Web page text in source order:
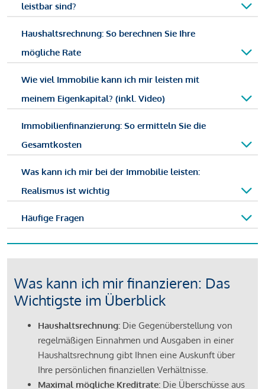
leistbar sind?
Haushaltsrechnung: So berechnen Sie Ihre
mögliche Rate
Wie viel Immobilie kann ich mir leisten mit
meinem Eigenkapital? (inkl. Video)
Immobilienfinanzierung: So ermitteln Sie die
Gesamtkosten
Was kann ich mir bei der Immobilie leisten:
Realismus ist wichtig
Häufige Fragen
Was kann ich mir finanzieren: Das
Wichtigste im Überblick
Haushaltsrechnung: Die Gegenüberstellung von
regelmäßigen Einnahmen und Ausgaben in einer
Haushaltsrechnung gibt Ihnen eine Auskunft über
Ihre persönlichen finanziellen Verhältnisse.
Maximal mögliche Kreditrate: Die Überschüsse aus